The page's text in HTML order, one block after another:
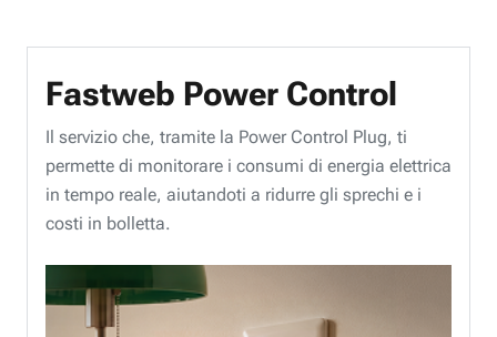
Fastweb Power Control
Il servizio che, tramite la Power Control Plug, ti
permette di monitorare i consumi di energia elettrica
in tempo reale, aiutandoti a ridurre gli sprechi e i
costi in bolletta.